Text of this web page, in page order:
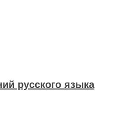
русского языка